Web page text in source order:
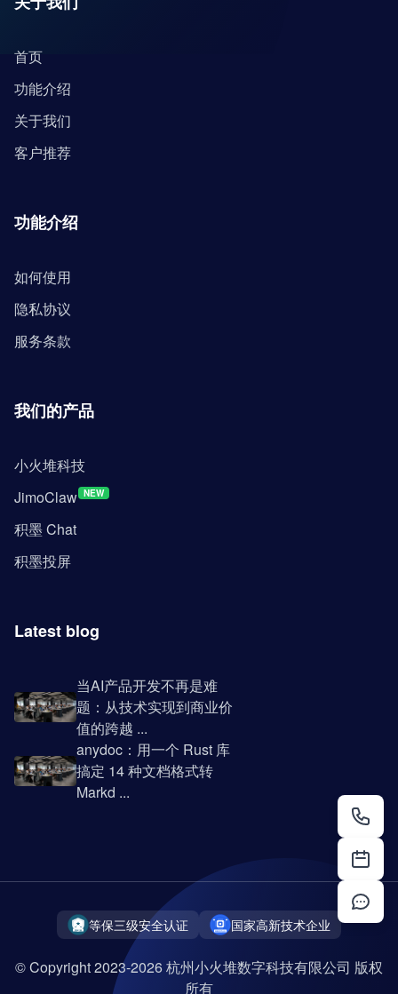
首页
功能介绍
关于我们
客户推荐
功能介绍
如何使用
隐私协议
服务条款
我们的产品
小火堆科技
JimoClaw NEW
积墨 Chat
积墨投屏
Latest blog
当AI产品开发不再是难
题：从技术实现到商业价
值的跨越 ...
anydoc：用一个 Rust 库
搞定 14 种文档格式转
Markd ...
等保三级安全认证 国家高新技术企业
© Copyright 2023-2026 杭州小火堆数字科技有限公司 版权
所有